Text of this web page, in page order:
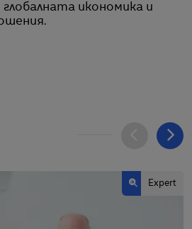
икономика и
Еxpert